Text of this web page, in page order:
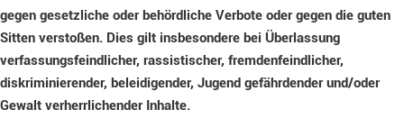
gegen gesetzliche oder behördliche Verbote oder gegen die guten
Sitten verstoßen. Dies gilt insbesondere bei Überlassung
verfassungsfeindlicher, rassistischer, fremdenfeindlicher,
diskriminierender, beleidigender, Jugend gefährdender und/oder
Gewalt verherrlichender Inhalte.